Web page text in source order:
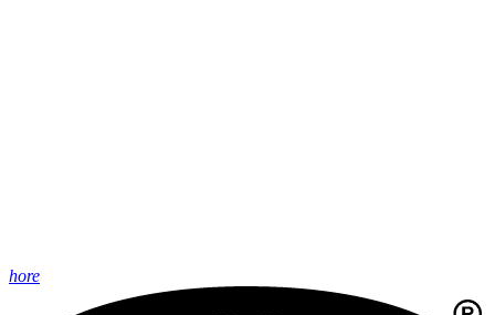
hore